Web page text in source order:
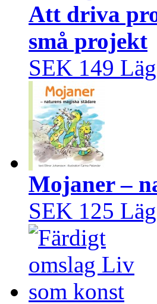
Att driva
små projekt
SEK 149
Mojaner –
SEK 125